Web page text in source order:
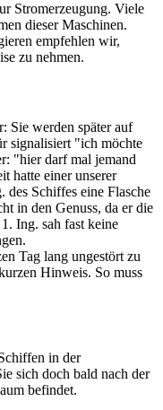
Stromerzeugung. Viele
dieser Maschinen.
empfehlen wir,
zu nehmen.
Sie werden später auf
signalisiert "ich möchte
"hier darf mal jemand
hatte einer unserer
des Schiffes eine Flasche
in den Genuss, da er die
Ing. sah fast keine
Tag lang ungestört zu
Hinweis. So muss
in der
sich doch bald nach der
befindet.